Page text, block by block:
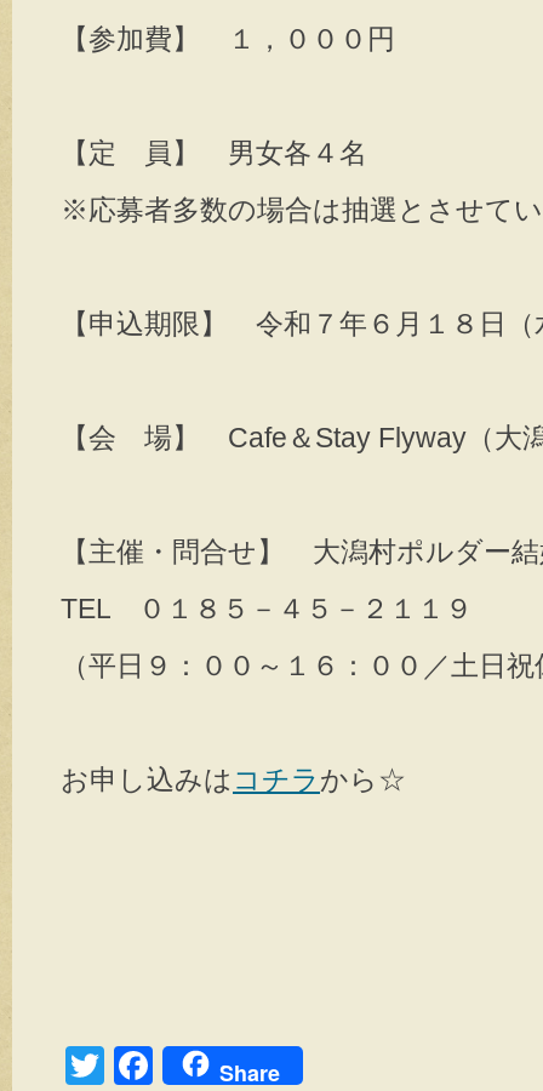
【参加費】 １，０００円
【定 員】 男女各４名
※応募者多数の場合は抽選とさせて
【申込期限】 令和７年６月１８日（
【会 場】 Cafe＆Stay Flyway（大
【主催・問合せ】 大潟村ポルダー
TEL ０１８５－４５－２１１９
（平日９：００～１６：００／土日
お申し込みは コチラから☆
T
F
Share